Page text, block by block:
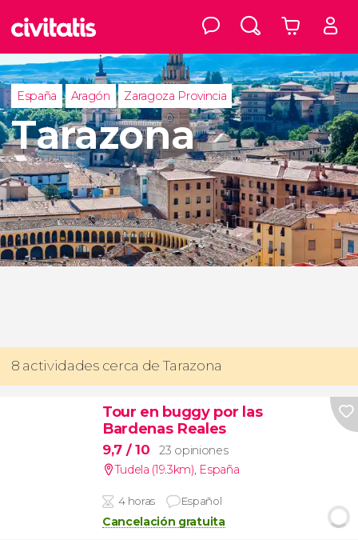
España Aragón Zaragoza Provincia
Tarazona
8 actividades cerca de Tarazona
Tour en buggy por las
Bardenas Reales
9,7 / 10
23 opiniones
Tudela (19.3km) España
4 horas Español
Cancelación gratuita